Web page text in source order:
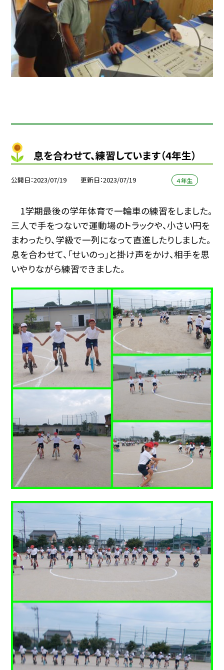
息を合わせて、練習しています（4年生）
公開日 2023/07/19 更新日 2023/07/19 ４年生
1学期最後の学年体育で一輪車の練習をしました。
三人で手をつないで運動場のトラックや、小さい円を
まわったり、学級で一列になって直進したりしました。
息を合わせて、「せいのっ」と掛け声をかけ、相手を思
いやりながら練習できました。